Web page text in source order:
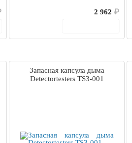
2 962 ₽
Запасная капсула дыма
Detectortesters TS3-001